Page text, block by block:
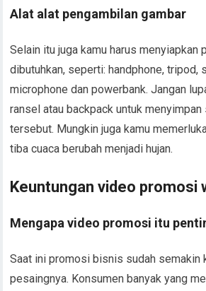
Alat alat pengambilan gambar
Selain itu juga kamu harus menyiapkan
dibutuhkan, seperti: handphone, tripod,
microphone dan powerbank. Jangan
ransel atau backpack untuk
tersebut. Mungkin juga kamu
tiba cuaca berubah menjadi hujan.
Keuntungan video promosi
Mengapa video promosi itu
Saat ini promosi bisnis sudah semakin
pesaingnya. Konsumen banyak yang